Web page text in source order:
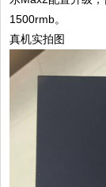
1500rmb。
真机实拍图